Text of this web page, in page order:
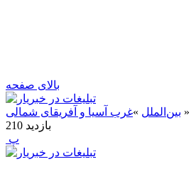
بالای صفحه
بین‌الملل »غرب آسیا و آفریقای شمالی
»
210 بازدید
‍ پ